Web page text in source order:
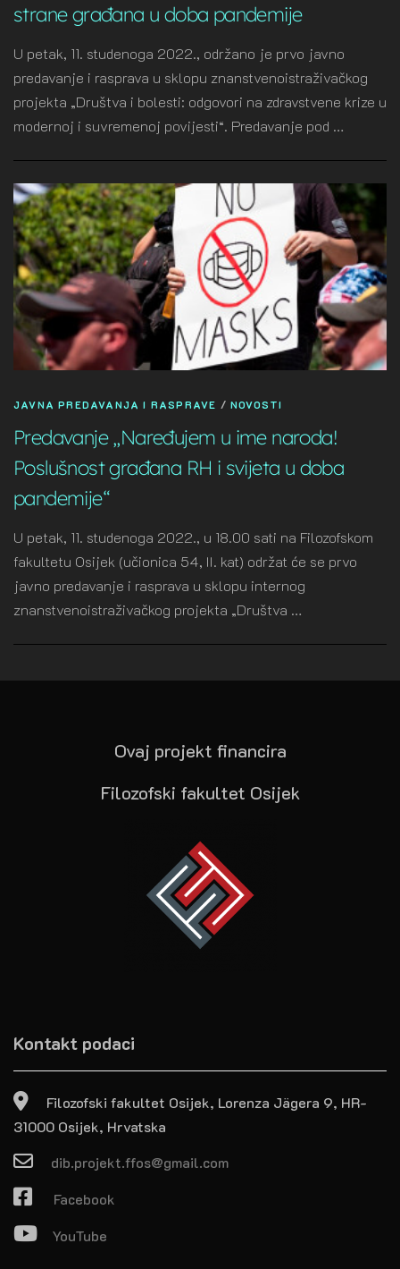
strane građana u doba pandemije
U petak, 11. studenoga 2022., održano je prvo javno
predavanje i rasprava u sklopu znanstvenoistraživačkog
projekta „Društva i bolesti: odgovori na zdravstvene krize u
modernoj i suvremenoj povijesti“. Predavanje pod …
JAVNA PREDAVANJA I RASPRAVE /NOVOSTI
Predavanje „Naređujem u ime naroda!
Poslušnost građana RH i svijeta u doba
pandemije“
U petak, 11. studenoga 2022., u 18.00 sati na Filozofskom
fakultetu Osijek (učionica 54, II. kat) održat će se prvo
javno predavanje i rasprava u sklopu internog
znanstvenoistraživačkog projekta „Društva …
Ovaj projekt financira
Filozofski fakultet Osijek
Kontakt podaci
Filozofski fakultet Osijek, Lorenza Jägera 9, HR-
31000 Osijek, Hrvatska
dib.projekt.ffos@gmail.com
Facebook
YouTube